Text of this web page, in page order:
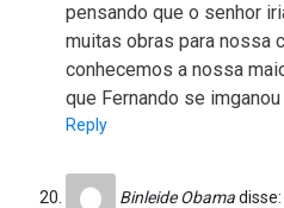
pensando que o senhor
muitas obras para nossa
conhecemos a nossa
que Fernando se
Reply
Binleide Obamadisse: